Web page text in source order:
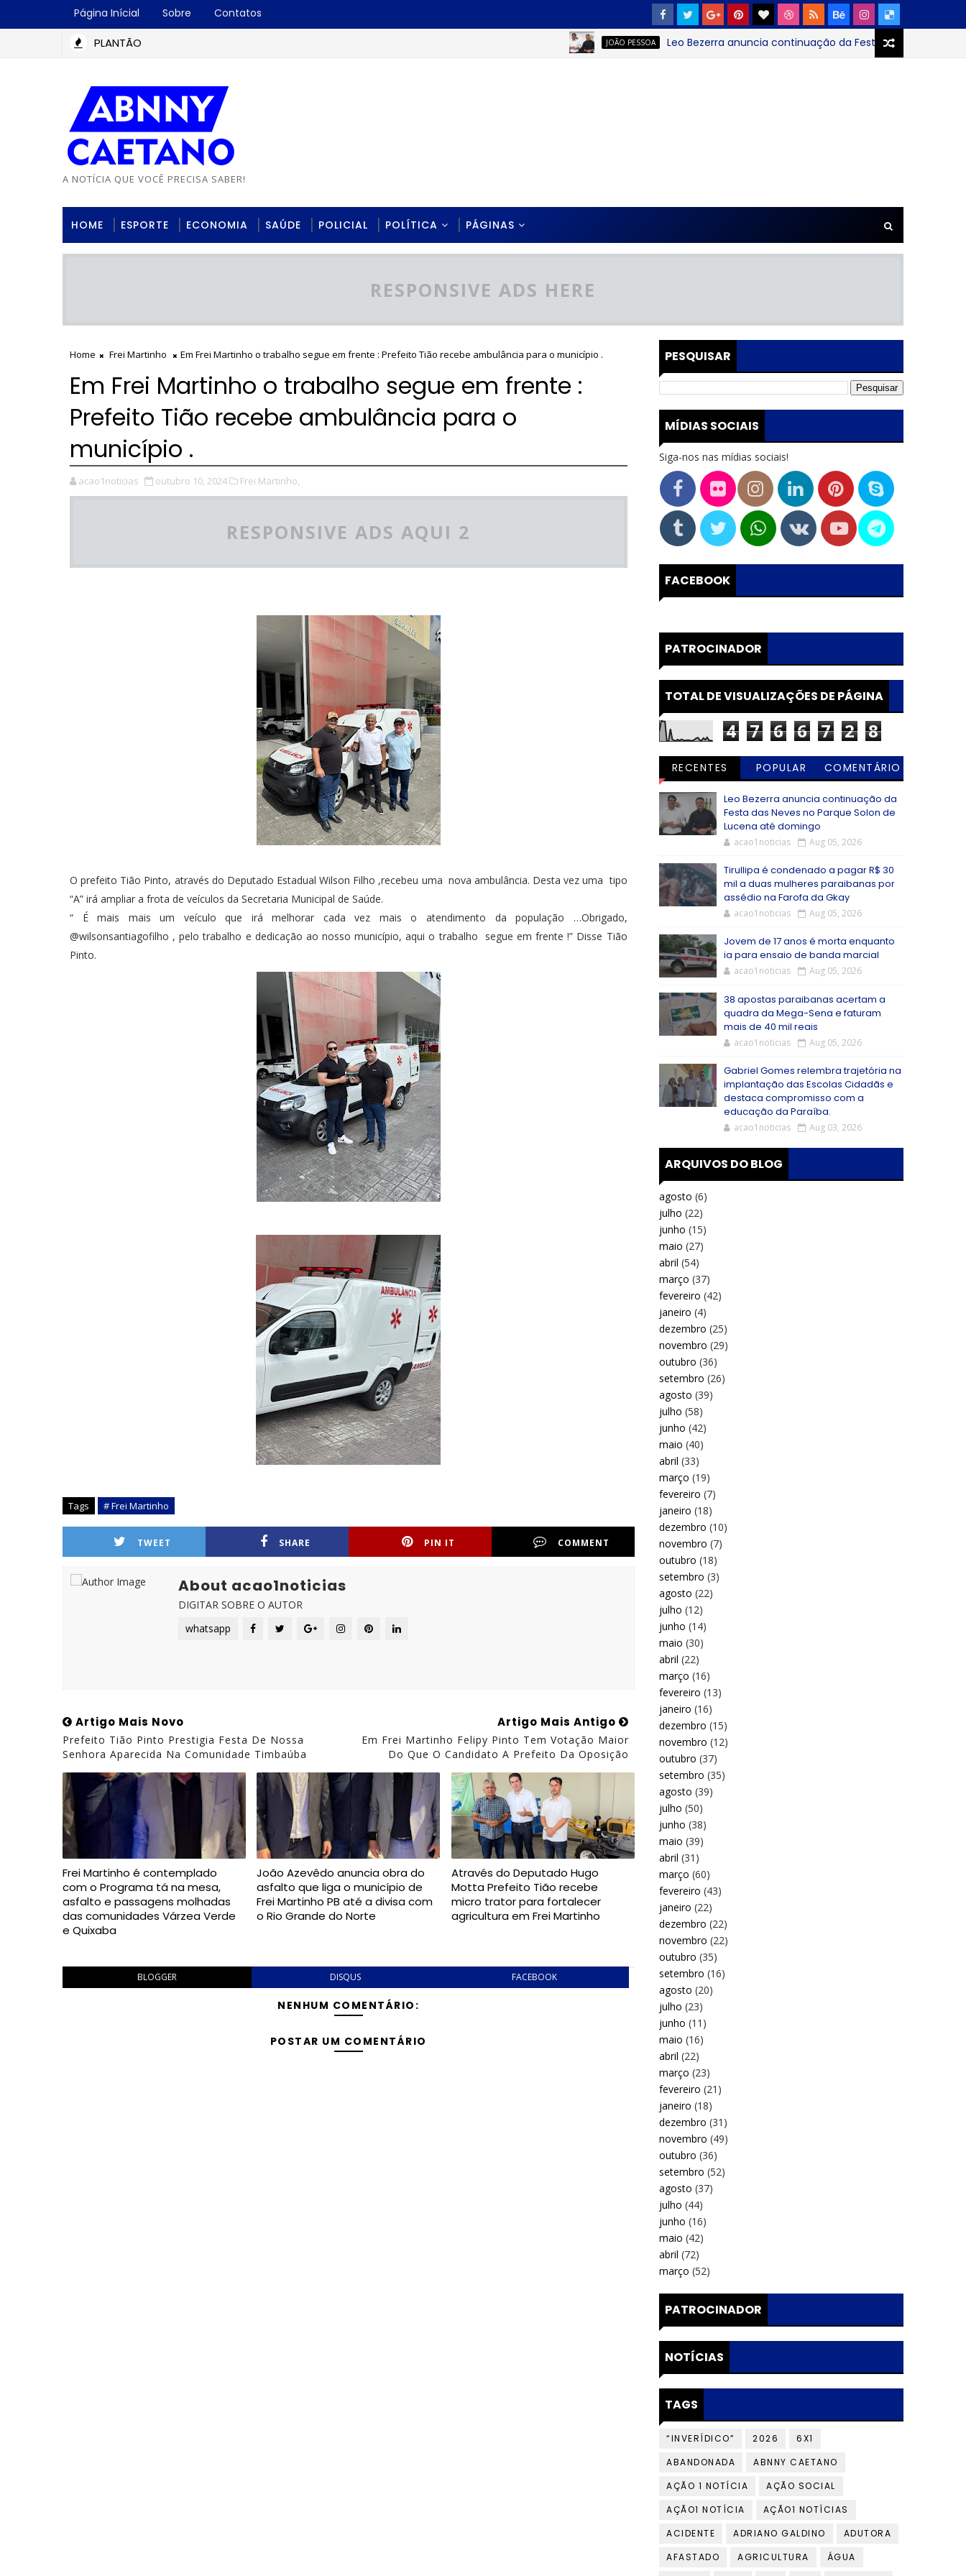
Página Inícial Sobre Contatos
PLANTÃO JOÃO PESSOA Leo Bezerra anuncia continuação da Festa das Neves no Parque
A NOTÍCIA QUE VOCÊ PRECISA SABER!
HOME ESPORTE ECONOMIA SAÚDE POLICIAL POLÍTICA PÁGINAS
RESPONSIVE ADS HERE
Home Frei Martinho Em Frei Martinho o trabalho segue em frente : Prefeito Tião recebe ambulância para o município .
Em Frei Martinho o trabalho segue em frente :
Prefeito Tião recebe ambulância para o
município .
acao1noticias outubro 10, 2024 Frei Martinho,
RESPONSIVE ADS AQUI 2
O prefeito Tião Pinto, através do Deputado Estadual Wilson Filho ,recebeu uma nova ambulância. Desta vez uma tipo
“A” irá ampliar a frota de veículos da Secretaria Municipal de Saúde.
“ É mais mais um veículo que irá melhorar cada vez mais o atendimento da população …Obrigado,
@wilsonsantiagofilho , pelo trabalho e dedicação ao nosso município, aqui o trabalho segue em frente !” Disse Tião
Pinto.
Tags # Frei Martinho
TWEET SHARE PIN IT COMMENT
About acao1noticias
DIGITAR SOBRE O AUTOR
whatsapp
Artigo Mais Novo
Prefeito Tião Pinto Prestigia Festa De Nossa
Senhora Aparecida Na Comunidade Timbaúba
Artigo Mais Antigo
Em Frei Martinho Felipy Pinto Tem Votação Maior
Do Que O Candidato A Prefeito Da Oposição
Frei Martinho é contemplado
com o Programa tá na mesa,
asfalto e passagens molhadas
das comunidades Várzea Verde
e Quixaba
João Azevêdo anuncia obra do
asfalto que liga o município de
Frei Martinho PB até a divisa com
o Rio Grande do Norte
Através do Deputado Hugo
Motta Prefeito Tião recebe
micro trator para fortalecer
agricultura em Frei Martinho
BLOGGER DISQUS FACEBOOK
NENHUM COMENTÁRIO:
POSTAR UM COMENTÁRIO
PESQUISAR
MÍDIAS SOCIAIS
Siga-nos nas mídias sociais!
FACEBOOK
PATROCINADOR
TOTAL DE VISUALIZAÇÕES DE PÁGINA
4 7 6 6 7 2 8
RECENTES POPULAR
COMENTÁRIO
Leo Bezerra anuncia continuação da
Festa das Neves no Parque Solon de
Lucena até domingo
acao1noticias Aug 05, 2026
Tirullipa é condenado a pagar R$ 30
mil a duas mulheres paraibanas por
assédio na Farofa da Gkay
acao1noticias Aug 05, 2026
Jovem de 17 anos é morta enquanto
ia para ensaio de banda marcial
acao1noticias Aug 05, 2026
38 apostas paraibanas acertam a
quadra da Mega-Sena e faturam
mais de 40 mil reais
acao1noticias Aug 05, 2026
Gabriel Gomes relembra trajetória na
implantação das Escolas Cidadãs e
destaca compromisso com a
educação da Paraíba.
acao1noticias Aug 03, 2026
ARQUIVOS DO BLOG
agosto (6)
julho (22)
junho (15)
maio (27)
abril (54)
março (37)
fevereiro (42)
janeiro (4)
dezembro (25)
novembro (29)
outubro (36)
setembro (26)
agosto (39)
julho (58)
junho (42)
maio (40)
abril (33)
março (19)
fevereiro (7)
janeiro (18)
dezembro (10)
novembro (7)
outubro (18)
setembro (3)
agosto (22)
julho (12)
junho (14)
maio (30)
abril (22)
março (16)
fevereiro (13)
janeiro (16)
dezembro (15)
novembro (12)
outubro (37)
setembro (35)
agosto (39)
julho (50)
junho (38)
maio (39)
abril (31)
março (60)
fevereiro (43)
janeiro (22)
dezembro (22)
novembro (22)
outubro (35)
setembro (16)
agosto (20)
julho (23)
junho (11)
maio (16)
abril (22)
março (23)
fevereiro (21)
janeiro (18)
dezembro (31)
novembro (49)
outubro (36)
setembro (52)
agosto (37)
julho (44)
junho (16)
maio (42)
abril (72)
março (52)
PATROCINADOR
NOTÍCIAS
TAGS
“INVERÍDICO” 2026
6X1
ABANDONADA
ABNNY CAETANO
AÇÃO 1 NOTÍCIA
AÇÃO SOCIAL
AÇÃO1 NOTÍCIA
AÇÃO1 NOTÍCIAS
ACIDENTE
ADRIANO GALDINO
ADUTORA
AFASTADO
AGRICULTURA
ÁGUA